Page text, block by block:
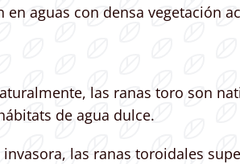
aguas con densa vegetación
las ranas toro son
de agua dulce.
las ranas toroidales